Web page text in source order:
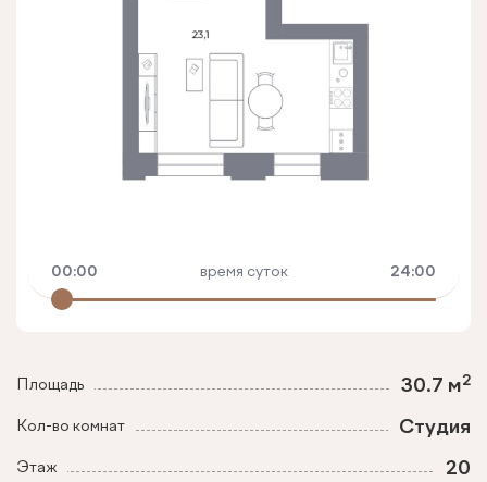
00:00 время суток 24:00
Площадь 30.7 м2
Кол-во комнат Студия
Этаж 20